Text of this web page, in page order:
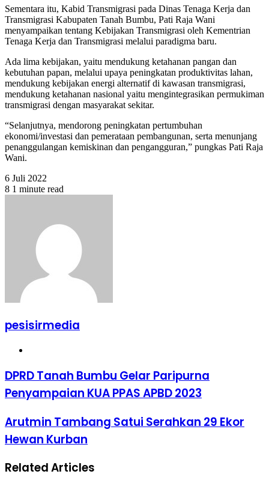
Sementara itu, Kabid Transmigrasi pada Dinas Tenaga Kerja dan
Transmigrasi Kabupaten Tanah Bumbu, Pati Raja Wani
menyampaikan tentang Kebijakan Transmigrasi oleh Kementrian
Tenaga Kerja dan Transmigrasi melalui paradigma baru.
Ada lima kebijakan, yaitu mendukung ketahanan pangan dan
kebutuhan papan, melalui upaya peningkatan produktivitas lahan,
mendukung kebijakan energi alternatif di kawasan transmigrasi,
mendukung ketahanan nasional yaitu mengintegrasikan permukiman
transmigrasi dengan masyarakat sekitar.
“Selanjutnya, mendorong peningkatan pertumbuhan
ekonomi/investasi dan pemerataan pembangunan, serta menunjang
penanggulangan kemiskinan dan pengangguran,” pungkas Pati Raja
Wani.
6 Juli 2022
8 1 minute read
pesisirmedia
DPRD Tanah Bumbu Gelar Paripurna
Penyampaian KUA PPAS APBD 2023
Arutmin Tambang Satui Serahkan 29 Ekor
Hewan Kurban
Related Articles